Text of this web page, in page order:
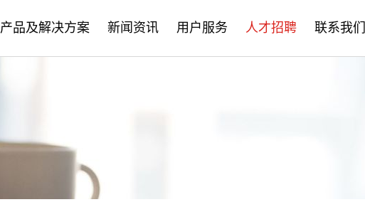
产品及解决方案 新闻资讯 用户服务 人才招聘 联系我们